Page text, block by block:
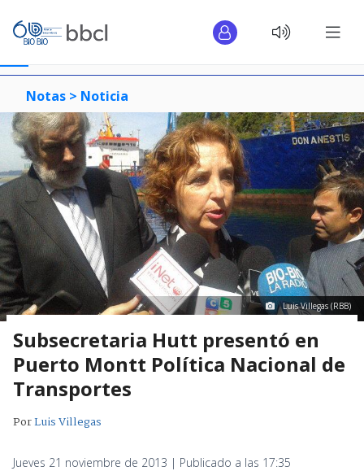
Notas > Noticia
Luis Villegas (RBB)
Subsecretaria Hutt presentó en
Puerto Montt Política Nacional de
Transportes
PorLuis Villegas
Jueves 21 noviembre de 2013 | Publicado a las 17:35